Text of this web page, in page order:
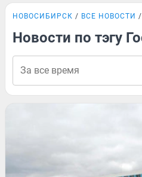
НОВОСИБИРСК ВСЕ НОВОСТИ
Новости по тэгу